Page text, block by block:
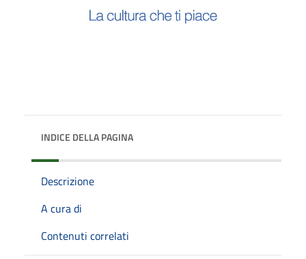
INDICE DELLA PAGINA
Descrizione
A cura di
Contenuti correlati